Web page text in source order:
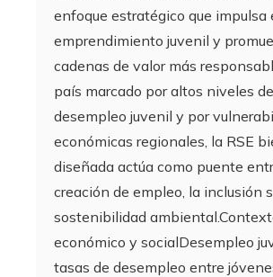
enfoque estratégico que impulsa
emprendimiento juvenil y
cadenas de valor más
país marcado por altos niveles de
desempleo juvenil y por
económicas regionales, la RSE
diseñada actúa como puente
creación de empleo, la inclusión
sostenibilidad
económico y socialDesempleo
tasas de desempleo entre